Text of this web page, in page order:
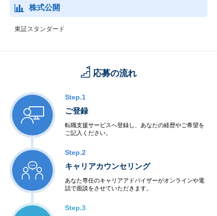
株式公開
東証スタンダード
応募の流れ
Step.1
ご登録
転職支援サービスへ登録し、あなたの経歴やご希望を
ご記入ください。
Step.2
キャリアカウンセリング
あなた専任のキャリアアドバイザーがオンラインや電
話で面談をさせていただきます。
Step.3